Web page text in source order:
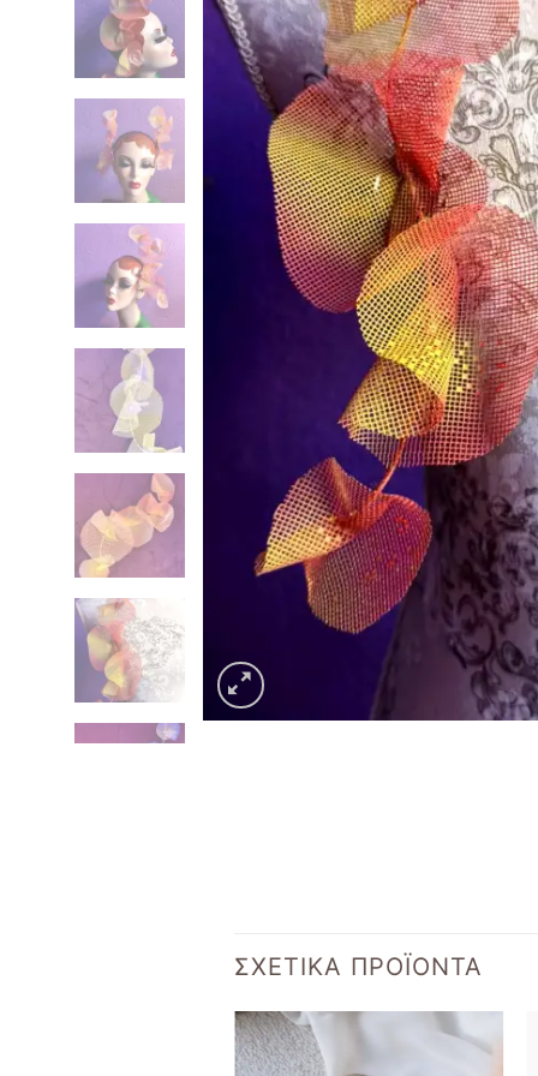
ΣΧΕΤΙΚΆ ΠΡΟΪΌΝΤΑ